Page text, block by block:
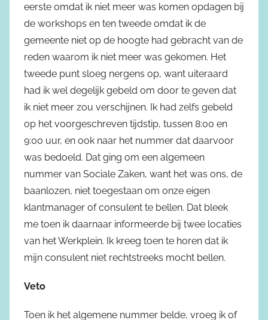
eerste omdat ik niet meer was komen opdagen bij
de workshops en ten tweede omdat ik de
gemeente niet op de hoogte had gebracht van de
reden waarom ik niet meer was gekomen. Het
tweede punt sloeg nergens op, want uiteraard
had ik wel degelijk gebeld om door te geven dat
ik niet meer zou verschijnen. Ik had zelfs gebeld
op het voorgeschreven tijdstip, tussen 8:00 en
9:00 uur, en ook naar het nummer dat daarvoor
was bedoeld. Dat ging om een algemeen
nummer van Sociale Zaken, want het was ons, de
baanlozen, niet toegestaan om onze eigen
klantmanager of consulent te bellen. Dat bleek
me toen ik daarnaar informeerde bij twee locaties
van het Werkplein. Ik kreeg toen te horen dat ik
mijn consulent niet rechtstreeks mocht bellen.
Veto
Toen ik het algemene nummer belde, vroeg ik of